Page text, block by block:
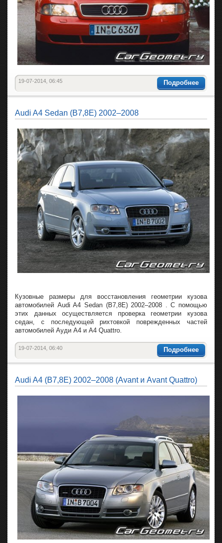
Подробнее
19-07-2014, 06:45
Audi A4 Sedan (B7,8E) 2002–2008
Кузовные размеры для восстановления геометрии кузова
автомобилей Audi A4 Sedan (B7,8E) 2002–2008 . С помощью
этих данных осуществляется проверка геометрии кузова
седан, с последующей рихтовкой поврежденных частей
автомобилей Ауди A4 и A4 Quattro.
Подробнее
19-07-2014, 06:40
Audi A4 (B7,8E) 2002–2008 (Avant и Avant Quattro)